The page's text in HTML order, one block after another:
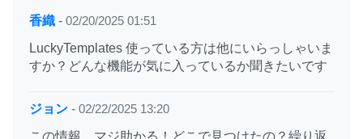
香織 - 02/20/2025 01:51
LuckyTemplates 使っている方は他にいらっしゃいま
すか？どんな機能が気に入っているか聞きたいです
ジョン - 02/22/2025 13:20